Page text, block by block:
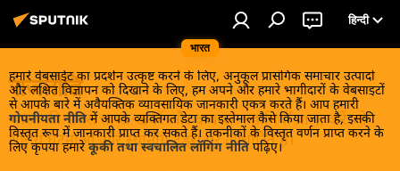
भारत
हिन्दी
हमारे वेबसाईट का प्रदर्शन उत्कृष्ट करने के लिए, अनुकूल प्रासंगिक समाचार उत्पादों
और लक्षित विज्ञापन को दिखाने के लिए, हम अपने और हमारे भागीदारों के वेबसाइटों
से आपके बारे में अवैयक्तिक व्यावसायिक जानकारी एकत्र करते हैं। आप हमारी
गोपनीयता नीति में आपके व्यक्तिगत डेटा का इस्तेमाल कैसे किया जाता है, इसकी
विस्तृत रूप में जानकारी प्राप्त कर सकते हैं। तकनीकों के विस्तृत वर्णन प्राप्त करने के
लिए कृपया हमारे कूकी तथा स्वचालित लॉगिंग नीति पढ़िए।
राजनीति
भारत की सबसे ताज़ा खबरें और वायरल कहानियाँ प्राप्त करें जो
राष्ट्रीय घटनाओं और स्थानीय ट्रेंड्स पर आधारित हैं।